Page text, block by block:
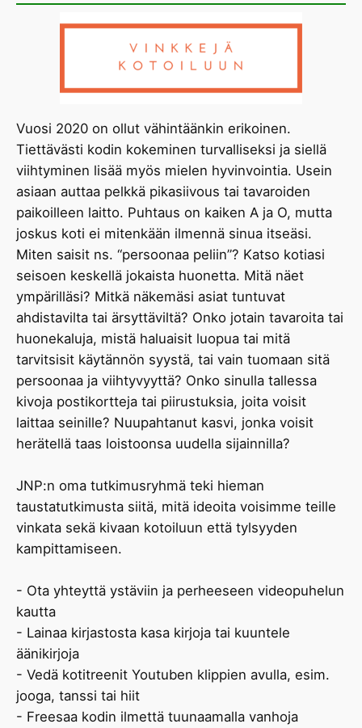
Vuosi 2020 on ollut vähintäänkin erikoinen.
Tiettävästi kodin kokeminen turvalliseksi ja siellä
viihtyminen lisää myös mielen hyvinvointia. Usein
asiaan auttaa pelkkä pikasiivous tai tavaroiden
paikoilleen laitto. Puhtaus on kaiken A ja O, mutta
joskus koti ei mitenkään ilmennä sinua itseäsi.
Miten saisit ns. “persoonaa peliin”? Katso kotiasi
seisoen keskellä jokaista huonetta. Mitä näet
ympärilläsi? Mitkä näkemäsi asiat tuntuvat
ahdistavilta tai ärsyttäviltä? Onko jotain tavaroita tai
huonekaluja, mistä haluaisit luopua tai mitä
tarvitsisit käytännön syystä, tai vain tuomaan sitä
persoonaa ja viihtyvyyttä? Onko sinulla tallessa
kivoja postikortteja tai piirustuksia, joita voisit
laittaa seinille? Nuupahtanut kasvi, jonka voisit
herätellä taas loistoonsa uudella sijainnilla?
JNP:n oma tutkimusryhmä teki hieman
taustatutkimusta siitä, mitä ideoita voisimme teille
vinkata sekä kivaan kotoiluun että tylsyyden
kampittamiseen.
- Ota yhteyttä ystäviin ja perheeseen videopuhelun
kautta
- Lainaa kirjastosta kasa kirjoja tai kuuntele
äänikirjoja
- Vedä kotitreenit Youtuben klippien avulla, esim.
jooga, tanssi tai hiit
- Freesaa kodin ilmettä tuunaamalla vanhoja